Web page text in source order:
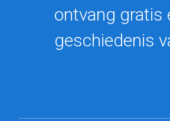
ontvang gratis
geschiedenis